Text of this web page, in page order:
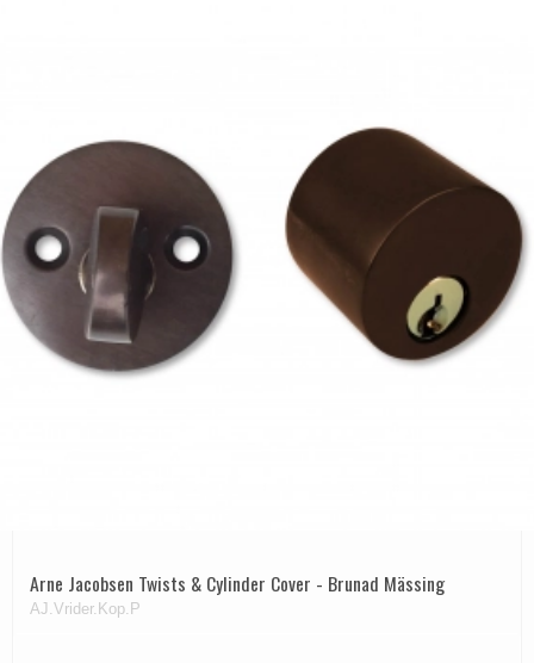
Arne Jacobsen Twists & Cylinder Cover - Brunad Mässing
AJ.Vrider.Kop.P